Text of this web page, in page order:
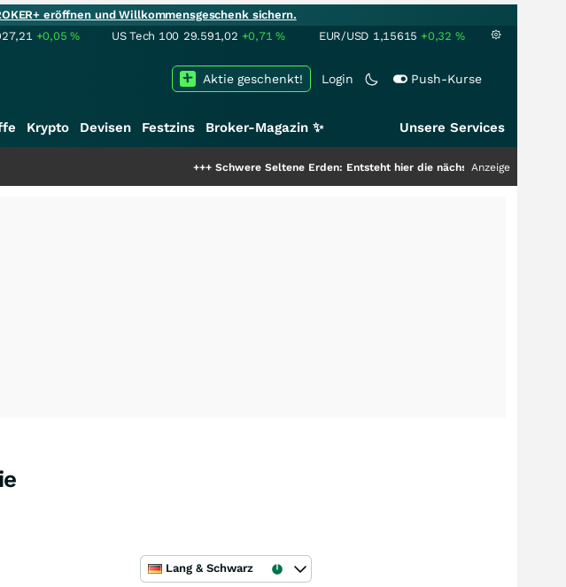
eröffnen und Willkommensgeschenk sichern.
+0,05% US Tech 100 29.591,02 +0,71% EUR/USD 1,15615 +0,32 %
Login Push-Kurse
Aktie geschenkt!
Krypto Devisen Festzins Broker-Magazin ✨ Unsere Services
Schwere Seltene Erden: Entsteht hier die nächste Milliardenstory?
Anzeige
Lang & Schwarz